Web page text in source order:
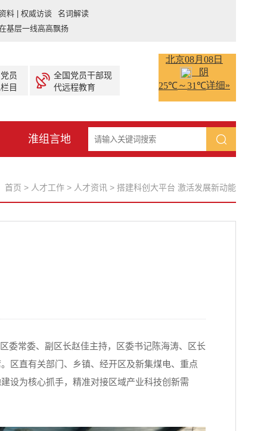
料 | 权威访谈 名词解读
基层一线高高飘扬
员
目
全国党员干部现
代远程教育
淮组言地
首页 > 人才工作 > 人才资讯 > 搭建科创大平台 激活发展新动能
委常委、副区长赵佳主持，区委书记陈海涛、区长
区直有关部门、乡镇、经开区及新集煤电、重点
设为核心抓手，精准对接区域产业科技创新需